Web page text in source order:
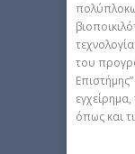
του
όπως και